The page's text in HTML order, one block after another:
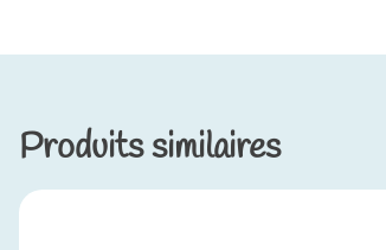
Produits similaires